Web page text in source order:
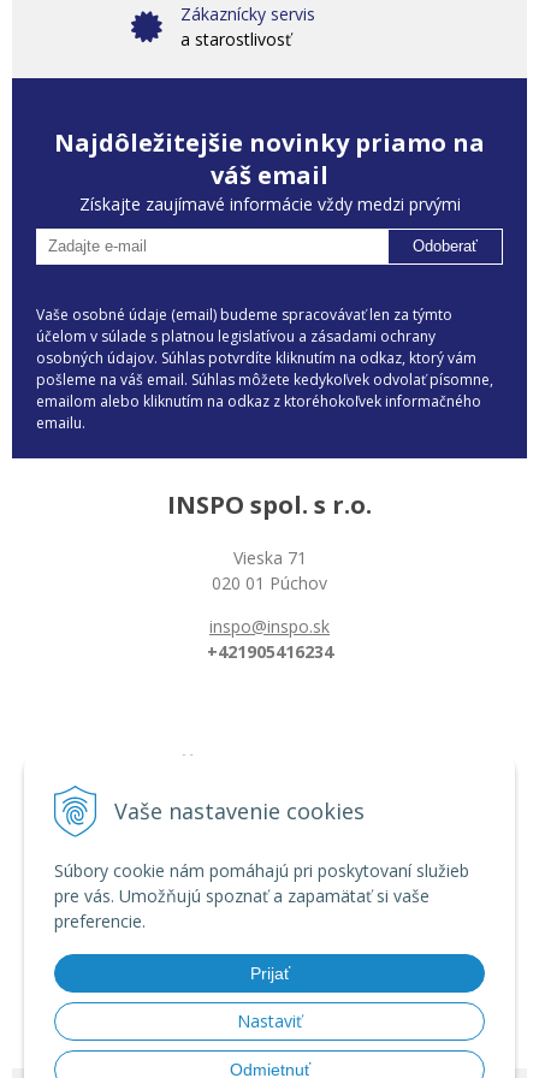
Vaše nastavenie cookies
Súbory cookie nám pomáhajú pri poskytovaní služieb
pre vás. Umožňujú spoznať a zapamätať si vaše
preferencie.
Prijať
Nastaviť
Odmietnuť
Zákaznícky servis
a starostlivosť
Najdôležitejšie novinky priamo na
váš email
Získajte zaujímavé informácie vždy medzi prvými
Odoberať
Vaše osobné údaje (email) budeme spracovávať len za týmto
účelom v súlade s platnou legislatívou a zásadami ochrany
osobných údajov. Súhlas potvrdíte kliknutím na odkaz, ktorý vám
pošleme na váš email. Súhlas môžete kedykoľvek odvolať písomne,
emailom alebo kliknutím na odkaz z ktoréhokoľvek informačného
emailu.
INSPO spol. s r.o.
Vieska 71
020 01 Púchov
inspo@inspo.sk
+421905416234
Všetko o nákupe
Možnosti platby a doprava
Dĺžka florbalovej hokejky
Zahnutie hokejky/čepele
Veľkostná tabuľka